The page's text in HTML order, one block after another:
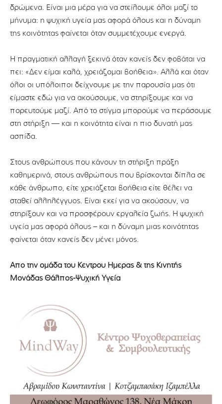
δρώμενα. Είναι μια μέρα για να στείλουμε όλοι μαζί το
μήνυμα: η ψυχική υγεία μας αφορά όλους και η δύναμη
της κοινότητας φαίνεται όταν συμμετέχουμε ενεργά.
Η πραγματική αλλαγή ξεκινά όταν κανείς δεν φοβάται να
πει: «Δεν είμαι καλά, χρειάζομαι βοήθεια». Αλλά και όταν
όλοι οι υπόλοιποι δείχνουμε με την παρουσία μας ότι
είμαστε εδώ για να ακούσουμε, να στηρίξουμε και να
πορευτούμε μαζί. Από το στίγμα μπορούμε να περάσουμε
στη στήριξη — και η κοινότητα είναι η πιο δυνατή μας
ασπίδα.
Στους ανθρώπους που κάνουν τη στήριξη πράξη
καθημερινά, στους ανθρώπους που βρίσκονται δίπλα σε
κάθε άνθρωπο, είτε χρειάζεται βοήθεια είτε θέλει να
σταθεί αλληλέγγυος. Είναι εκεί για να ακούσουν, να
στηρίξουν και να προσφέρουν εργαλεία ζωής. Η ψυχική
υγεία μας αφορά όλους – και η δύναμη μιας κοινότητας
φαίνεται όταν κανείς δεν μένει μόνος.
Απο την ομάδα του Κέντρου Ημέρας & της Κινητής
Μονάδας Θάλπος-Ψυχική Υγεία